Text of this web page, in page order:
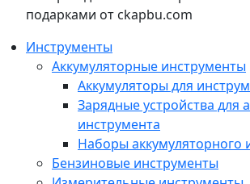
подарками от ckapbu.com
Инструменты
Аккумуляторные инструменты
Аккумуляторы для
Зарядные устройства для
инструмента
Наборы аккумуляторного
Бензиновые инструменты